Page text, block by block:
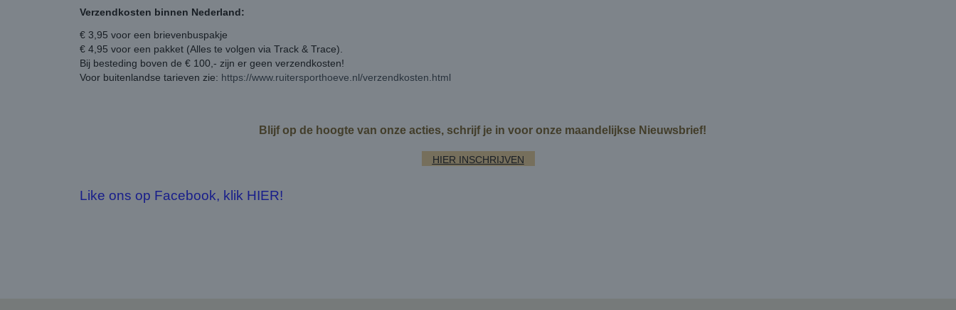
Verzendkosten binnen Nederland:
€ 3,95 voor een brievenbuspakje
€ 4,95 voor een pakket (Alles te volgen via Track & Trace).
Bij besteding boven de € 100,- zijn er geen verzendkosten!
Voor buitenlandse tarieven zie: https://www.ruitersporthoeve.nl/verzendkosten.html
Blijf op de hoogte van onze acties, schrijf je in voor onze maandelijkse Nieuwsbrief!
HIER INSCHRIJVEN
Like ons op Facebook, klik HIER!